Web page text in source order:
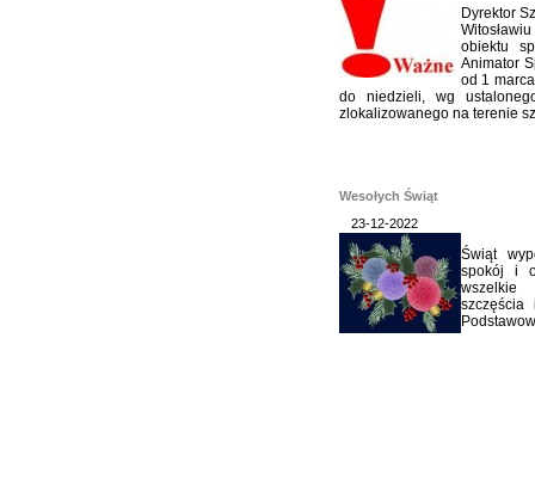
Dyrektor
obiektu
Animator
od 1
do niedzieli, wg
zlokalizowanego na terenie
Wesołych Świąt
23-12-2022
Świąt
spokój i
wszelkie
szczęścia